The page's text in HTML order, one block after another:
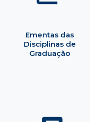
Ementas das
Disciplinas de
Graduação